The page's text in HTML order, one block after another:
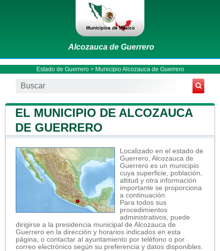
Alcozauca de Guerrero
Estado de Guerrero> Municipio Alcozauca de Guerrero
EL MUNICIPIO DE ALCOZAUCA
DE GUERRERO
Localizado en el estado de
Guerrero, Alcozauca de
Guerrero es un municipio
cuya superficie, población,
altitud y otra información
importante se proporciona
a continuación.
Para todos sus
procedimientos
administrativos, puede
dirigirse a la presidencia municipal de Alcozauca de
Guerrero en la dirección y horarios indicados en esta
página, o contactar al ayuntamiento por teléfono o por
correo electrónico según su preferencia y datos disponibles.